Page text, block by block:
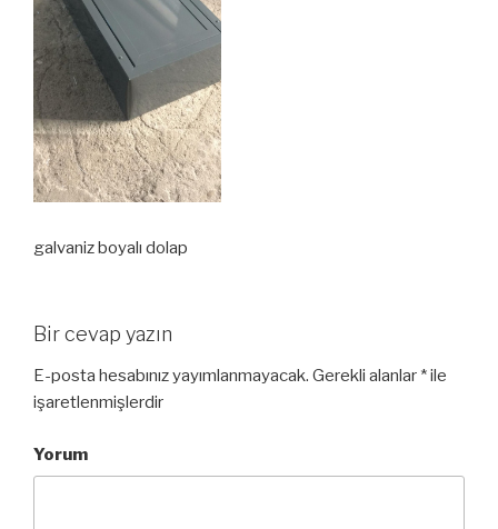
galvaniz boyalı dolap
Bir cevap yazın
E-posta hesabınız yayımlanmayacak. Gerekli alanlar *ile
işaretlenmişlerdir
Yorum